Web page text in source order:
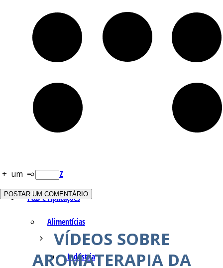
Pineno
Salicilato de Metila
Timol
U – Z
P&D e Aplicações
Alimentícias
Indústria
+ um =
VÍDEOS SOBRE
AROMATERAPIA DA